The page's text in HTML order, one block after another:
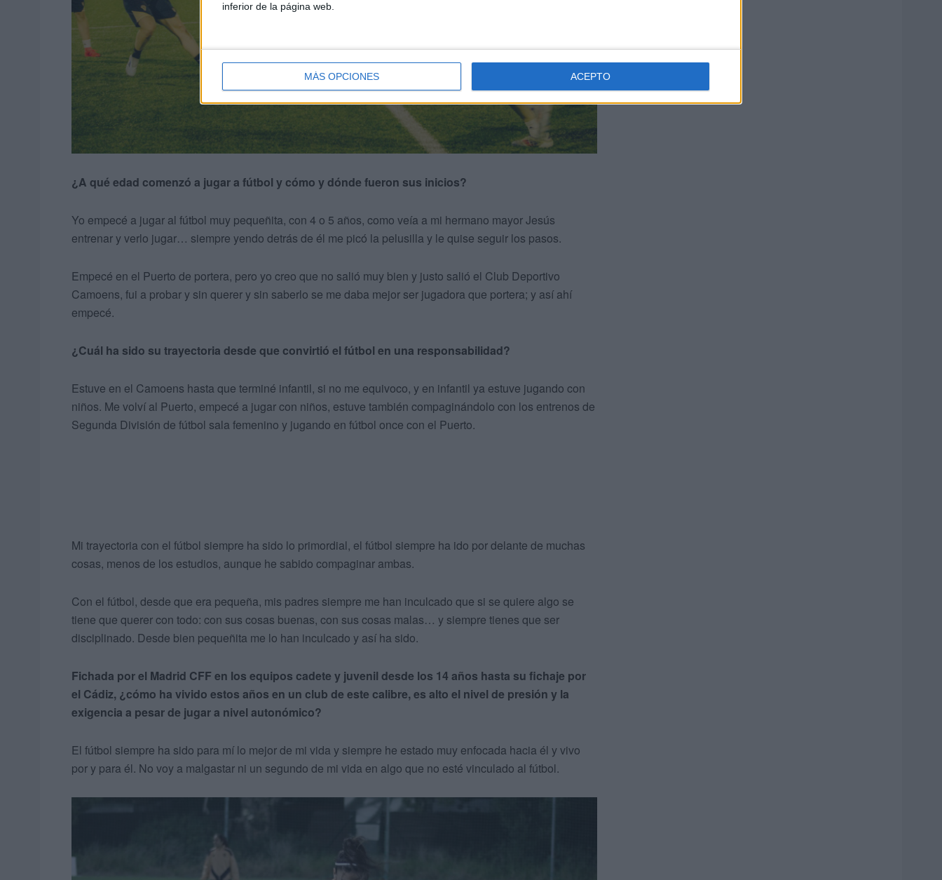
inferior de la página web.
MÁS OPCIONES ACEPTO
¿A qué edad comenzó a jugar a fútbol y cómo y dónde fueron sus inicios?
Yo empecé a jugar al fútbol muy pequeñita, con 4 o 5 años, como veía a mi hermano mayor Jesús
entrenar y verlo jugar… siempre yendo detrás de él me picó la pelusilla y le quise seguir los pasos.
Empecé en el Puerto de portera, pero yo creo que no salió muy bien y justo salió el Club Deportivo
Camoens, fui a probar y sin querer y sin saberlo se me daba mejor ser jugadora que portera; y así ahí
empecé.
¿Cuál ha sido su trayectoria desde que convirtió el fútbol en una responsabilidad?
Estuve en el Camoens hasta que terminé infantil, si no me equivoco, y en infantil ya estuve jugando con
niños. Me volví al Puerto, empecé a jugar con niños, estuve también compaginándolo con los entrenos de
Segunda División de fútbol sala femenino y jugando en fútbol once con el Puerto.
Mi trayectoria con el fútbol siempre ha sido lo primordial, el fútbol siempre ha ido por delante de muchas
cosas, menos de los estudios, aunque he sabido compaginar ambas.
Con el fútbol, desde que era pequeña, mis padres siempre me han inculcado que si se quiere algo se
tiene que querer con todo: con sus cosas buenas, con sus cosas malas… y siempre tienes que ser
disciplinado. Desde bien pequeñita me lo han inculcado y así ha sido.
Fichada por el Madrid CFF en los equipos cadete y juvenil desde los 14 años hasta su fichaje por
el Cádiz, ¿cómo ha vivido estos años en un club de este calibre, es alto el nivel de presión y la
exigencia a pesar de jugar a nivel autonómico?
El fútbol siempre ha sido para mí lo mejor de mi vida y siempre he estado muy enfocada hacia él y vivo
por y para él. No voy a malgastar ni un segundo de mi vida en algo que no esté vinculado al fútbol.